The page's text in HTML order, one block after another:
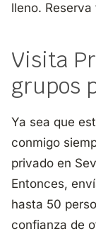
lleno.
Visita
grupos
Ya sea que
conmigo
privado en
Entonces,
hasta 50
confianza de